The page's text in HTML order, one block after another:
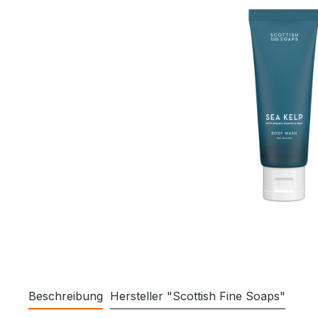
Beschreibung Hersteller "Scottish Fine Soaps"